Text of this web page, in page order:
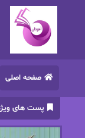
صفحه اصلی
پست های